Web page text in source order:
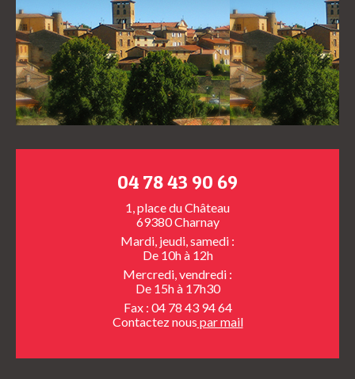
04 78 43 90 69
1, place du Château
69380 Charnay
Mardi, jeudi, samedi :
De 10h à 12h
Mercredi, vendredi :
De 15h à 17h30
Fax : 04 78 43 94 64
Contactez nous par mail